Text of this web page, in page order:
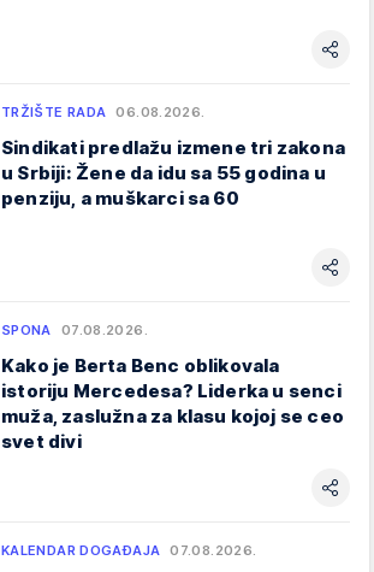
TRŽIŠTE RADA 06.08.2026.
Sindikati predlažu izmene tri zakona
u Srbiji: Žene da idu sa 55 godina u
penziju, a muškarci sa 60
SPONA 07.08.2026.
Kako je Berta Benc oblikovala
istoriju Mercedesa? Liderka u senci
muža, zaslužna za klasu kojoj se ceo
svet divi
KALENDAR DOGAĐAJA 07.08.2026.